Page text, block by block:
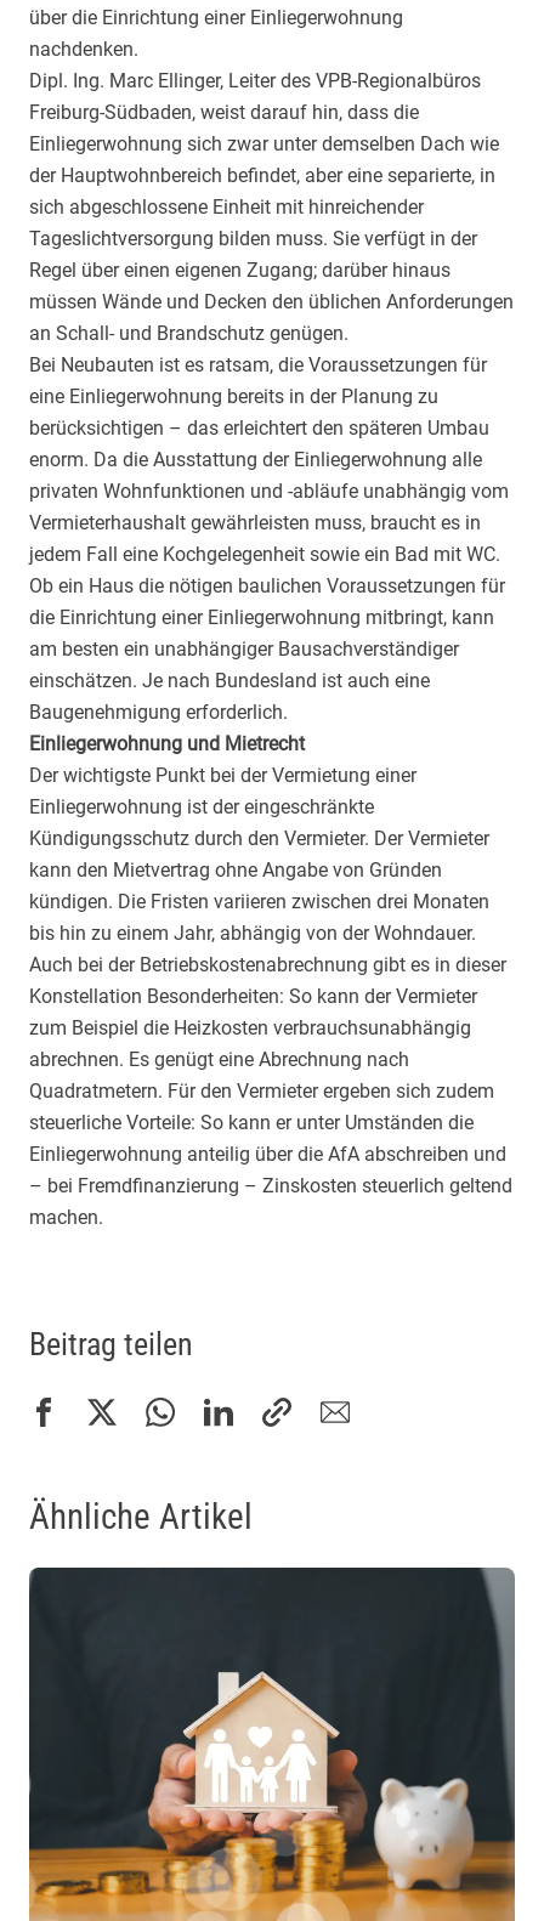
über die Einrichtung einer Einliegerwohnung
nachdenken.
Dipl. Ing. Marc Ellinger, Leiter des VPB-Regionalbüros
Freiburg-Südbaden, weist darauf hin, dass die
Einliegerwohnung sich zwar unter demselben Dach wie
der Hauptwohnbereich befindet, aber eine separierte, in
sich abgeschlossene Einheit mit hinreichender
Tageslichtversorgung bilden muss. Sie verfügt in der
Regel über einen eigenen Zugang; darüber hinaus
müssen Wände und Decken den üblichen Anforderungen
an Schall- und Brandschutz genügen.
Bei Neubauten ist es ratsam, die Voraussetzungen für
eine Einliegerwohnung bereits in der Planung zu
berücksichtigen – das erleichtert den späteren Umbau
enorm. Da die Ausstattung der Einliegerwohnung alle
privaten Wohnfunktionen und -abläufe unabhängig vom
Vermieterhaushalt gewährleisten muss, braucht es in
jedem Fall eine Kochgelegenheit sowie ein Bad mit WC.
Ob ein Haus die nötigen baulichen Voraussetzungen für
die Einrichtung einer Einliegerwohnung mitbringt, kann
am besten ein unabhängiger Bausachverständiger
einschätzen. Je nach Bundesland ist auch eine
Baugenehmigung erforderlich.
Einliegerwohnung und Mietrecht
Der wichtigste Punkt bei der Vermietung einer
Einliegerwohnung ist der eingeschränkte
Kündigungsschutz durch den Vermieter. Der Vermieter
kann den Mietvertrag ohne Angabe von Gründen
kündigen. Die Fristen variieren zwischen drei Monaten
bis hin zu einem Jahr, abhängig von der Wohndauer.
Auch bei der Betriebskostenabrechnung gibt es in dieser
Konstellation Besonderheiten: So kann der Vermieter
zum Beispiel die Heizkosten verbrauchsunabhängig
abrechnen. Es genügt eine Abrechnung nach
Quadratmetern. Für den Vermieter ergeben sich zudem
steuerliche Vorteile: So kann er unter Umständen die
Einliegerwohnung anteilig über die AfA abschreiben und
– bei Fremdfinanzierung – Zinskosten steuerlich geltend
machen.
Beitrag teilen
Ähnliche Artikel